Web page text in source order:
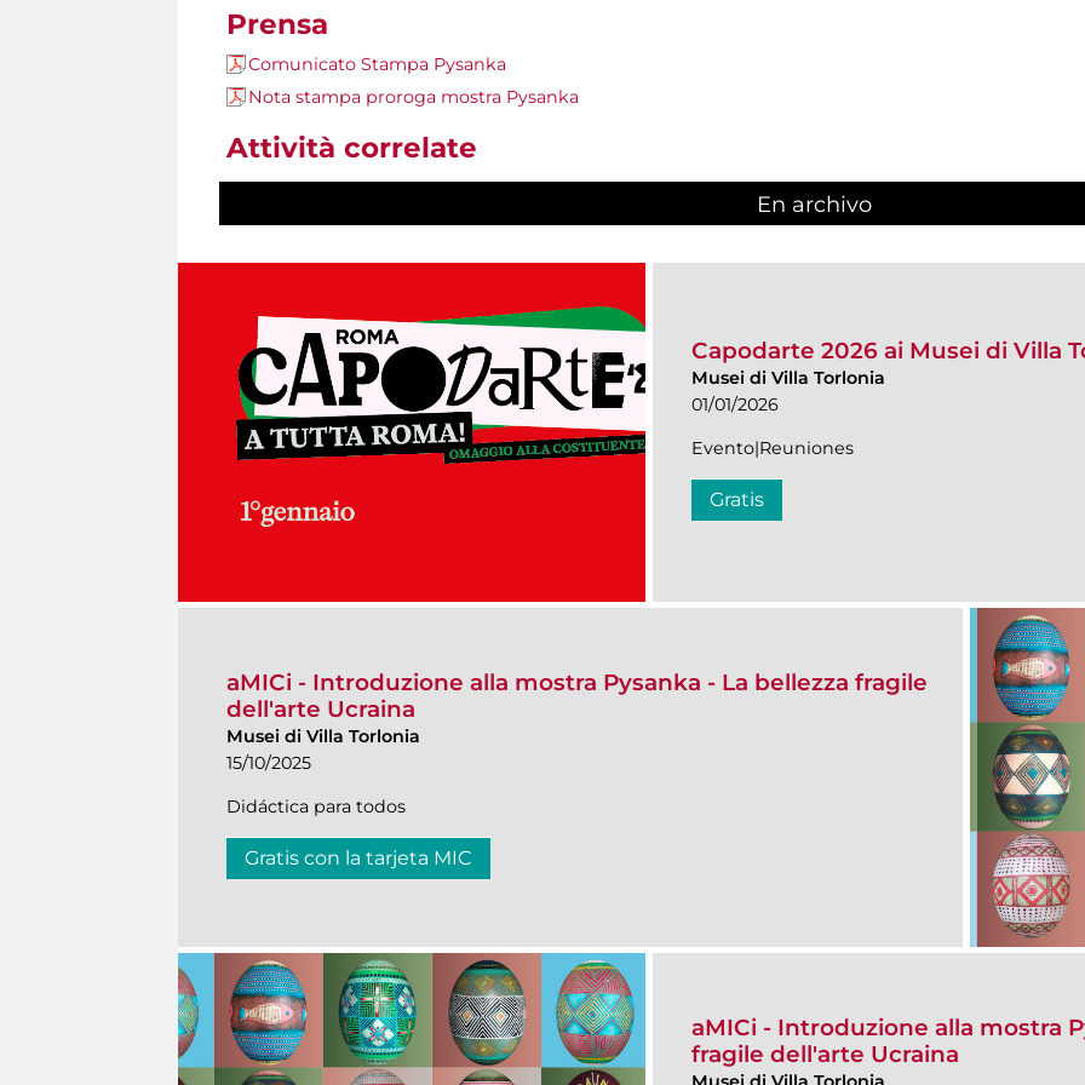
Prensa
Comunicato Stampa Pysanka
Nota stampa proroga mostra Pysanka
Attività correlate
En archivo
Capodarte 2026 ai Musei di Villa
Musei di Villa Torlonia
01/01/2026
Evento|Reuniones
Gratis
aMICi - Introduzione alla mostra Pysanka - La bellezza fragile
dell'arte Ucraina
Musei di Villa Torlonia
15/10/2025
Didáctica para todos
Gratis con la tarjeta MIC
aMICi - Introduzione alla mostra
fragile dell'arte Ucraina